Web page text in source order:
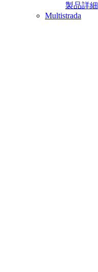
製品詳細
Multistrada